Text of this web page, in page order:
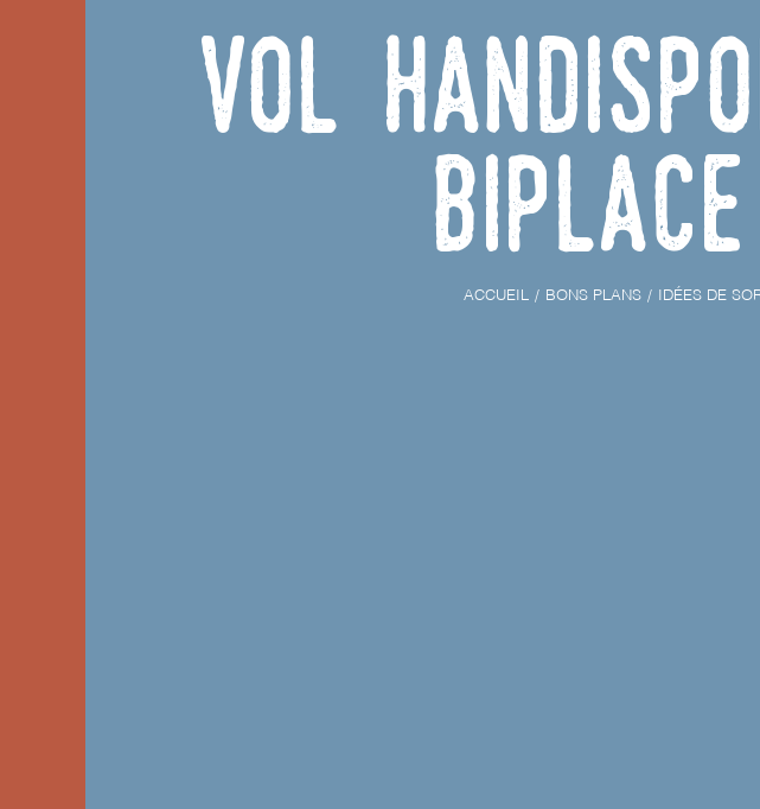
Vol
ACCUEIL BONS PLANS IDÉES DE